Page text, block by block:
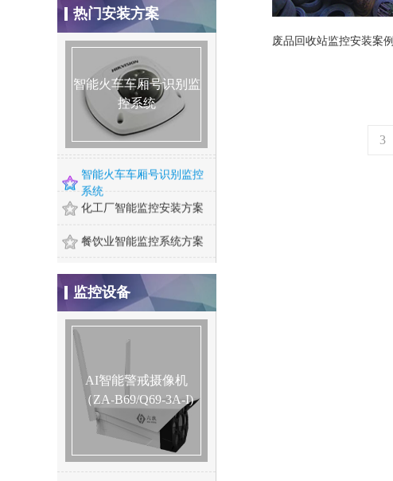
热门安装方案
智能火车车厢号识别监
控系统
智能火车车厢号识别监
控系统
智能火车车厢号识别监
控系统
仓库安防监控安装方案
别墅监控安装方案
连锁店监控安装方案
智能火焰识别监控方案
智能河道监控系统方案
智能火车车厢号识别监控
系统
化工厂智能监控安装方案
餐饮业智能监控系统方案
煤矿安全监控系统
智慧农业监控系统安装方
案
成都门禁系统安装
酒店监控系统安装方案
危化品工厂防爆监控安装
河道水位远程监控安装
森林防火监控系统方案
监控设备
AI智能警戒摄像机
（ZA-B69/Q69-3A-I)
400万红外高清网络高速变焦智能球型机
200万星光级日夜型高清网络半球型摄像机
智能人形报警全彩枪式监控摄像机（ZA-Q69-2AWS)
废品回收站监控安装案例
3